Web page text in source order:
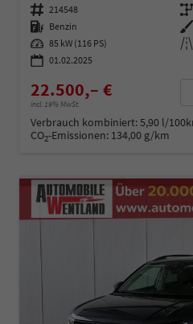
Fahrzeugnummer 214548 Getriebe
Kraftstoff Benzin Außenfarbe
Leistung 85 kW (116 PS) Kilometerstand
01.02.2025
22.500,– €
incl. 19% MwSt.
Verbrauch kombiniert:5,90 l/
CO2-Emissionen: 134,00 g/km